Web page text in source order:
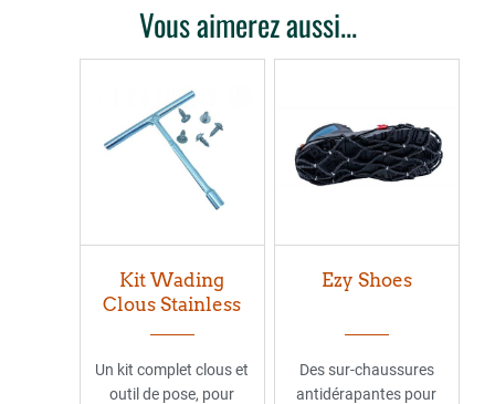
Vous aimerez aussi...
Kit Wading
Clous Stainless
Un kit complet clous et
outil de pose, pour
Ezy Shoes
Des sur-chaussures
antidérapantes pour